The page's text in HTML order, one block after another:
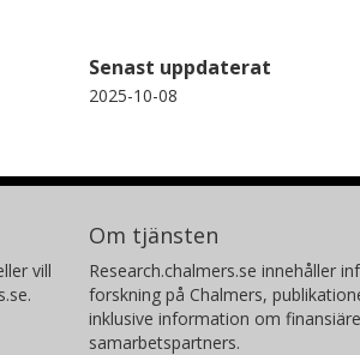
Senast uppdaterat
2025-10-08
vill
Om tjänsten
Research.chalmers.se innehåller
forskning på Chalmers,
inklusive information om
samarbetspartners.